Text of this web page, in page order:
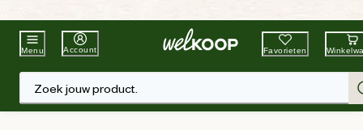
Beste WinkelketenTuin & Dier
Menu Account Favorieten
Zoek jouw product.